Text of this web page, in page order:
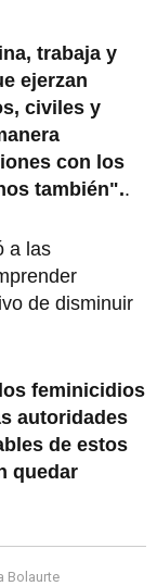
trabaja y
ejerzan
civiles y
con los
también"..
a las
de disminuir
feminicidios
autoridades
de estos
quedar
Bolaurte